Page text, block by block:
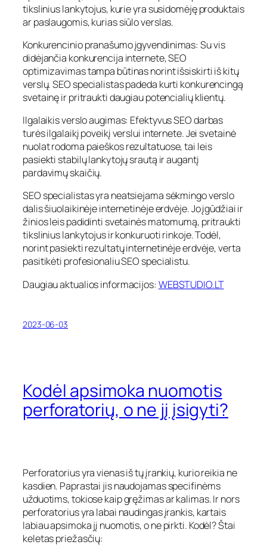
tikslinius lankytojus, kurie yra susidomėję produktais
ar paslaugomis, kurias siūlo verslas.
Konkurencinio pranašumo įgyvendinimas: Su vis
didėjančia konkurencija internete, SEO
optimizavimas tampa būtinas norint išsiskirti iš kitų
verslų. SEO specialistas padeda kurti konkurencingą
svetainę ir pritraukti daugiau potencialių klientų.
Ilgalaikis verslo augimas: Efektyvus SEO darbas
turės ilgalaikį poveikį verslui internete. Jei svetainė
nuolat rodoma paieškos rezultatuose, tai leis
pasiekti stabilų lankytojų srautą ir augantį
pardavimų skaičių.
SEO specialistas yra neatsiejama sėkmingo verslo
dalis šiuolaikinėje internetinėje erdvėje. Jo įgūdžiai ir
žinios leis padidinti svetainės matomumą, pritraukti
tikslinius lankytojus ir konkuruoti rinkoje. Todėl,
norint pasiekti rezultatų internetinėje erdvėje, verta
pasitikėti profesionaliu SEO specialistu.
Daugiau aktualios informacijos: WEBSTUDIO.LT
2023-06-03
Kodėl apsimoka nuomotis
perforatorių, o ne jį įsigyti?
Perforatorius yra vienas iš tų įrankių, kurio reikia ne
kasdien. Paprastai jis naudojamas specifinėms
užduotims, tokiose kaip gręžimas ar kalimas. Ir nors
perforatorius yra labai naudingas įrankis, kartais
labiau apsimoka jį nuomotis, o ne pirkti. Kodėl? Štai
keletas priežasčių: